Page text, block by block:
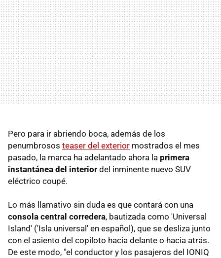
Pero para ir abriendo boca, además de los
penumbrosos teaser del exterior mostrados el mes
pasado, la marca ha adelantado ahora la primera
instantánea del interior del inminente nuevo SUV
eléctrico coupé.
Lo más llamativo sin duda es que contará con una
consola central corredera, bautizada como 'Universal
Island' ('Isla universal' en español), que se desliza junto
con el asiento del copiloto hacia delante o hacia atrás.
De este modo, "el conductor y los pasajeros del IONIQ